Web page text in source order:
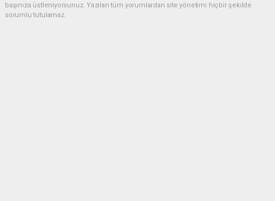
başınıza üstleniyorsunuz. Yazılan tüm yorumlardan site yönetimi hiçbir şekilde
sorumlu tutulamaz.